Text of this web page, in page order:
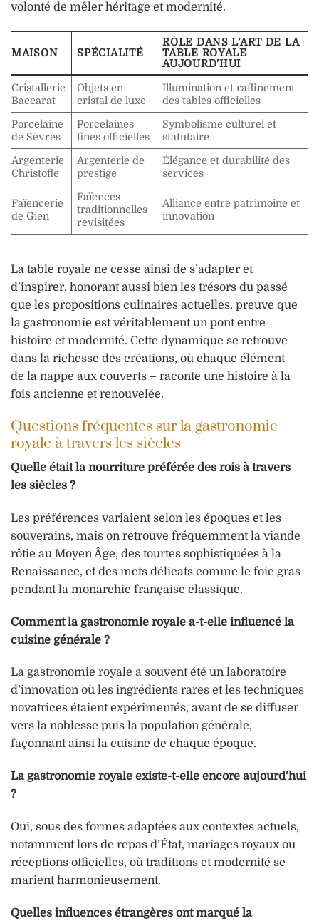
volonté de mêler héritage et modernité.
MAISON SPÉCIALITÉ
RÔLE DANS L’ART DE LA
TABLE ROYALE
AUJOURD’HUI
Cristallerie
Baccarat
Objets en
cristal de luxe
Illumination et raffinement
des tables officielles
Porcelaine
de Sèvres
Porcelaines
fines officielles
Symbolisme culturel et
statutaire
Argenterie
Christofle
Argenterie de
prestige
Élégance et durabilité des
services
Faïencerie
de Gien
Faïences
traditionnelles
revisitées
Alliance entre patrimoine et
innovation
La table royale ne cesse ainsi de s’adapter et
d’inspirer, honorant aussi bien les trésors du passé
que les propositions culinaires actuelles, preuve que
la gastronomie est véritablement un pont entre
histoire et modernité. Cette dynamique se retrouve
dans la richesse des créations, où chaque élément –
de la nappe aux couverts – raconte une histoire à la
fois ancienne et renouvelée.
Questions fréquentes sur la gastronomie
royale à travers les siècles
Quelle était la nourriture préférée des rois à travers
les siècles ?
Les préférences variaient selon les époques et les
souverains, mais on retrouve fréquemment la viande
rôtie au Moyen Âge, des tourtes sophistiquées à la
Renaissance, et des mets délicats comme le foie gras
pendant la monarchie française classique.
Comment la gastronomie royale a-t-elle influencé la
cuisine générale ?
La gastronomie royale a souvent été un laboratoire
d’innovation où les ingrédients rares et les techniques
novatrices étaient expérimentés, avant de se diffuser
vers la noblesse puis la population générale,
façonnant ainsi la cuisine de chaque époque.
La gastronomie royale existe-t-elle encore aujourd’hui
?
Oui, sous des formes adaptées aux contextes actuels,
notamment lors de repas d’État, mariages royaux ou
réceptions officielles, où traditions et modernité se
marient harmonieusement.
Quelles influences étrangères ont marqué la